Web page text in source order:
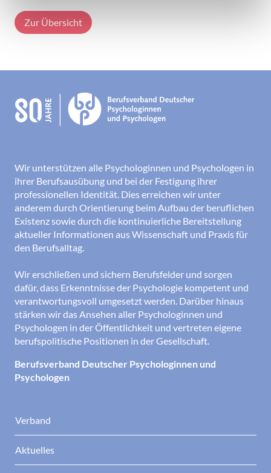
Zur Übersicht
Wir unterstützen alle Psychologinnen und Psychologen in
ihrer Berufsausübung und bei der Festigung ihrer
professionellen Identität. Dies erreichen wir unter
anderem durch Orientierung beim Aufbau der beruflichen
Existenz sowie durch die kontinuierliche Bereitstellung
aktueller Informationen aus Wissenschaft und Praxis für
den Berufsalltag.
Wir erschließen und sichern Berufsfelder und sorgen
dafür, dass Erkenntnisse der Psychologie kompetent und
verantwortungsvoll umgesetzt werden. Darüber hinaus
stärken wir das Ansehen aller Psychologinnen und
Psychologen in der Öffentlichkeit und vertreten eigene
berufspolitische Positionen in der Gesellschaft.
Berufsverband Deutscher Psychologinnen und
Psychologen
Verband
Aktuelles